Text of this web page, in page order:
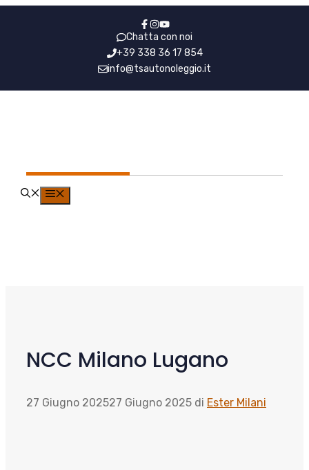
Chatta con noi
+39 338 36 17 854
info@tsautonoleggio.it
NCC Milano Lugano
27 Giugno 202527 Giugno 2025 di Ester Milani